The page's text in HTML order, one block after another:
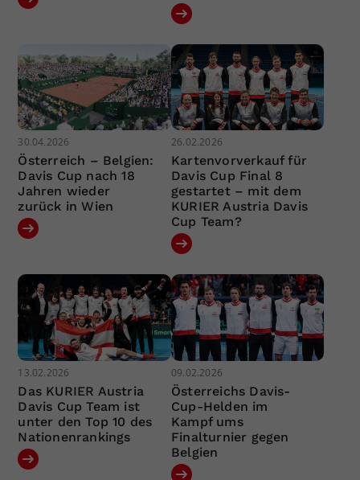
30.04.2026
Österreich – Belgien:
Davis Cup nach 18
Jahren wieder
zurück in Wien
26.02.2026
Kartenvorverkauf für
Davis Cup Final 8
gestartet – mit dem
KURIER Austria Davis
Cup Team?
13.02.2026
Das KURIER Austria
Davis Cup Team ist
unter den Top 10 des
Nationenrankings
09.02.2026
Österreichs Davis-
Cup-Helden im
Kampf ums
Finalturnier gegen
Belgien